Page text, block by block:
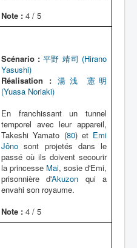
Note : 4 / 5
Scénario : 平野 靖司 (Hirano
Yasushi)
Réalisation : 湯浅 憲明
(Yuasa Noriaki)
En franchissant un tunnel
temporel avec leur appareil,
Takeshi Yamato (80) et Emi
Jôno sont projetés dans le
passé où ils doivent secourir
la princesse Mai, sosie d'Emi,
prisonnière d'Akuzon qui a
envahi son royaume.
Note : 4 / 5